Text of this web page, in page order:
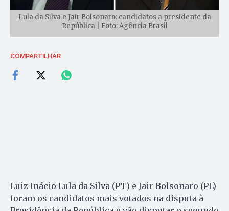
Lula da Silva e Jair Bolsonaro: candidatos a presidente da
República | Foto: Agência Brasil
COMPARTILHAR
Luiz Inácio Lula da Silva (PT) e Jair Bolsonaro (PL)
foram os candidatos mais votados na disputa à